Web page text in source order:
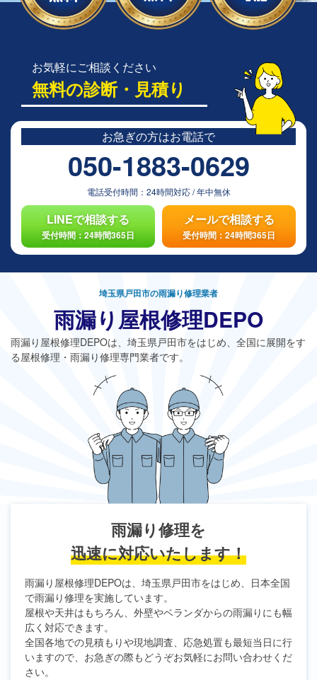
お気軽にご相談ください
無料の診断・見積り
お急ぎの方はお電話で
050-1883-0629
電話受付時間： 24時間対応/年中無休
LINEで相談する
受付時間：24時間365日
メールで相談する
受付時間：24時間365日
埼玉県戸田市の雨漏り修理業者
雨漏り屋根修理DEPO
雨漏り屋根修理DEPOは、埼玉県戸田市をはじめ、全国に展開をす
る屋根修理・雨漏り修理専門業者です。
雨漏り修理を
迅速に対応いたします！
雨漏り屋根修理DEPOは、埼玉県戸田市をはじめ、日本全国
で雨漏り修理を実施しています。
屋根や天井はもちろん、外壁やベランダからの雨漏りにも幅
広く対応できます。
全国各地での見積もりや現地調査、応急処置も最短当日に行
いますので、お急ぎの際もどうぞお気軽にお問い合わせくだ
さい。